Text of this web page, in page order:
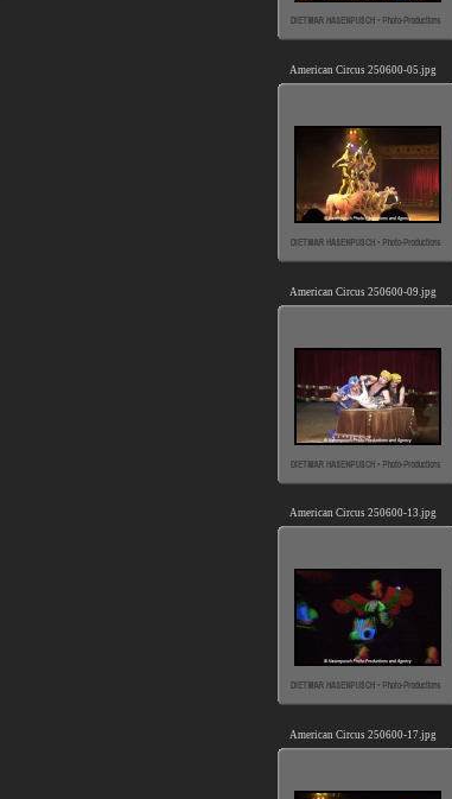
American Circus 250600-05.jpg
American Circus 250600-09.jpg
American Circus 250600-13.jpg
American Circus 250600-17.jpg